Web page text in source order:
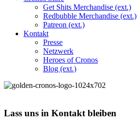
Get Shits Merchandise (ext.)
Redbubble Merchandise (ext.)
Patreon (ext.)
Kontakt
Presse
Netzwerk
Heroes of Cronos
Blog (ext.)
Lass uns in Kontakt bleiben